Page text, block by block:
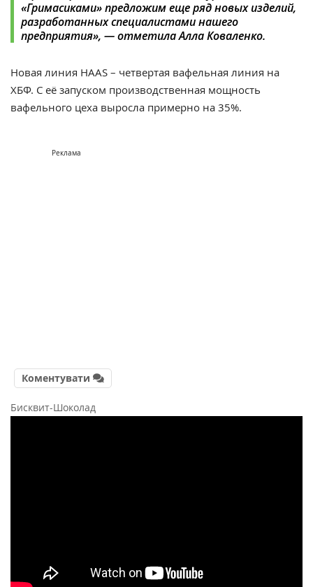
«Гримасиками» предложим еще ряд новых изделий,
разработанных специалистами нашего
предприятия», — отметила Алла Коваленко.
Новая линия HAAS – четвертая вафельная линия на
ХБФ. С её запуском производственная мощность
вафельного цеха выросла примерно на 35%.
Реклама
Коментувати
Бисквит-Шоколад